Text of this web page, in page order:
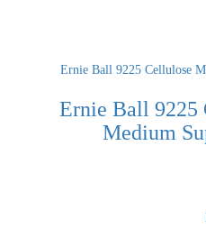
Ernie Ball 9225
Medium